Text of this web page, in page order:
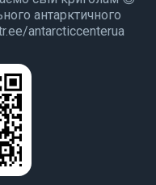
антарктичного
antarcticcenterua